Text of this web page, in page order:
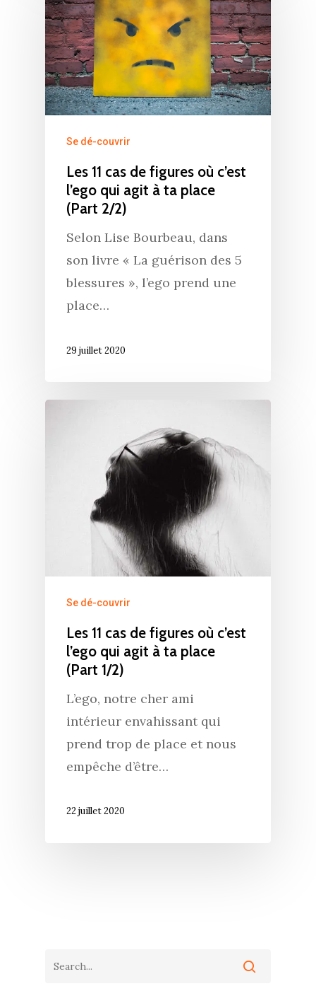
Se dé-couvrir
Les 11 cas de figures où c’est
l’ego qui agit à ta place
(Part 2/2)
Selon Lise Bourbeau, dans
son livre « La guérison des 5
blessures », l’ego prend une
place…
29 juillet 2020
Se dé-couvrir
Les 11 cas de figures où c’est
l’ego qui agit à ta place
(Part 1/2)
L’ego, notre cher ami
intérieur envahissant qui
prend trop de place et nous
empêche d’être…
22 juillet 2020